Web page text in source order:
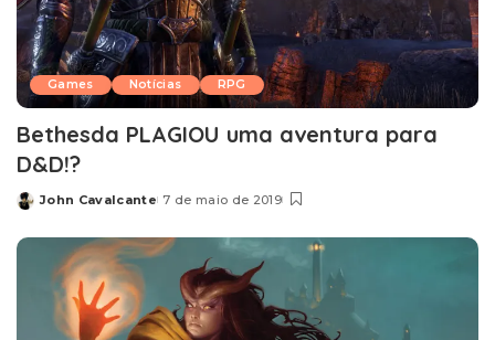
Games Notícias RPG
Bethesda PLAGIOU uma aventura para
D&D!?
Posted
John Cavalcante 7 de maio de 2019